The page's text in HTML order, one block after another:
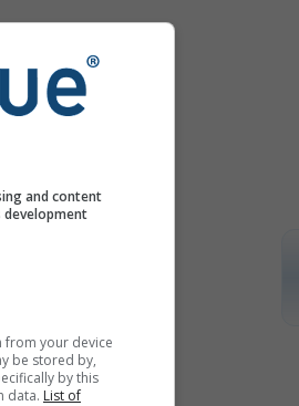
and content
development
your device
be stored by,
by this
data. List of